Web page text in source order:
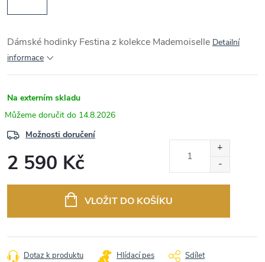
Dámské hodinky Festina z kolekce Mademoiselle Detailní
informace
Na externím skladu
14.8.2026
Možnosti doručení
2 590 Kč
VLOŽIT DO KOŠÍKU
Dotaz k produktu Hlídací pes Sdílet